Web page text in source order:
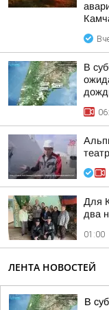
В
Для
два
01:00
ЛЕНТА НОВОСТЕЙ
В